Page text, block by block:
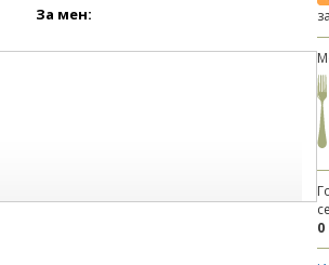
За мен:
0